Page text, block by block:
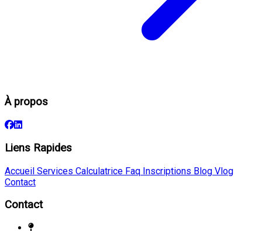
À propos
Liens Rapides
Accueil Services Calculatrice Faq Inscriptions Blog Vlog
Contact
Contact